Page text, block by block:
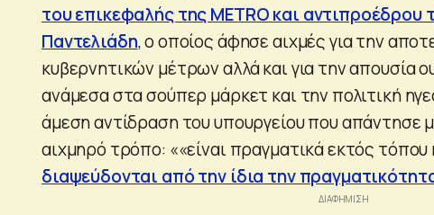
του επικεφαλής της METRO και αντιπροέδρου
Παντελιάδη, ο οποίος άφησε αιχμές για την
κυβερνητικών μέτρων αλλά και για την απουσία
ανάμεσα στα σούπερ μάρκετ και την πολιτική
άμεση αντίδραση του υπουργείου που απάντησε
αιχμηρό τρόπο: ««είναι πραγματικά εκτός τόπου
διαψεύδονται από την ίδια την